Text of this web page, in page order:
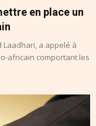
en place un
Laadhari, a appelé à
africain comportant les